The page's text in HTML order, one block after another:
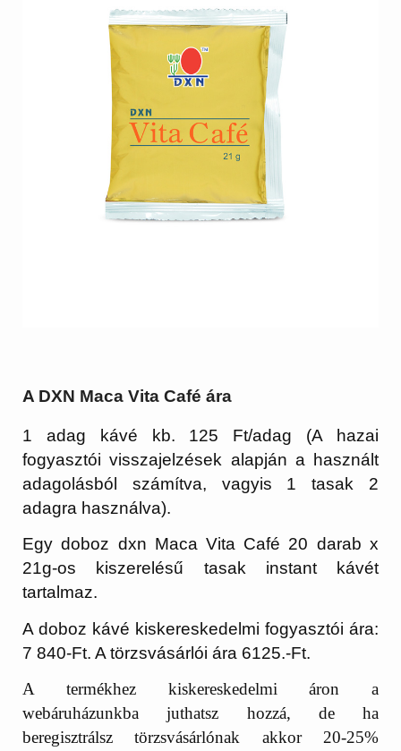
A DXN Maca Vita Café ára
1 adag kávé kb. 125 Ft/adag (A hazai
fogyasztói visszajelzések alapján a használt
adagolásból számítva, vagyis 1 tasak 2
adagra használva).
Egy doboz dxn Maca Vita Café 20 darab x
21g-os kiszerelésű tasak instant kávét
tartalmaz.
A doboz kávé kiskereskedelmi fogyasztói ára:
7 840-Ft. A törzsvásárlói ára 6125.-Ft.
A termékhez kiskereskedelmi áron a
webáruházunkba juthatsz hozzá, de ha
beregisztrálsz törzsvásárlónak akkor 20-25%